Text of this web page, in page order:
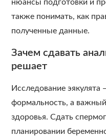
нюансы подготовки и
также понимать, как
полученные данные.
Зачем сдавать
решает
Исследование эякулята
формальность, а
здоровья. Сдать
планировании